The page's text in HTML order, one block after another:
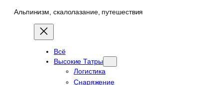
Альпинизм, скалолазание, путешествия
Всё
Высокие Татры
Логистика
Снаряжение